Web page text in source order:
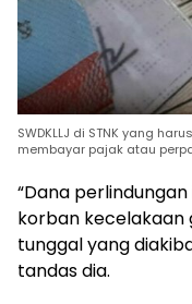
SWDKLLJ di STNK yang
membayar pajak atau
“Dana
korban kecelakaan
tunggal yang
tandas dia.